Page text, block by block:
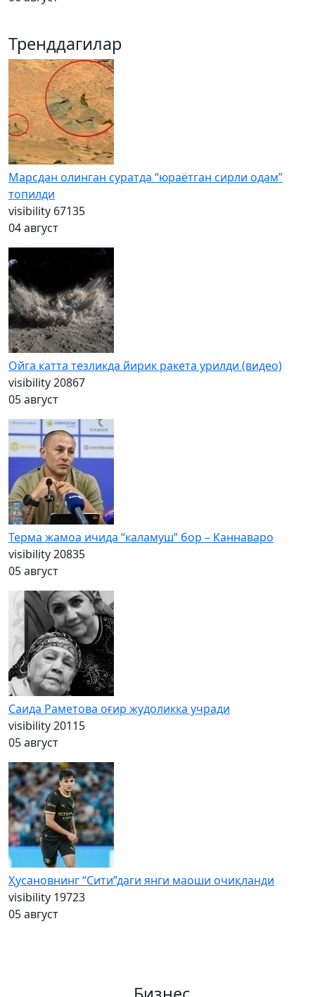
Тренддагилар
Марсдан олинган суратда “юраётган сирли одам”
топилди
visibility 67135
04 август
Ойга катта тезликда йирик ракета урилди (видео)
visibility20867
05 август
Терма жамоа ичида “каламуш” бор – Каннаваро
visibility20835
05 август
Саида Раметова оғир жудоликка учради
visibility20115
05 август
Ҳусановнинг “Сити”даги янги маоши очиқланди
visibility 19723
05 август